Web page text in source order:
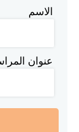
الاسم
عنوان